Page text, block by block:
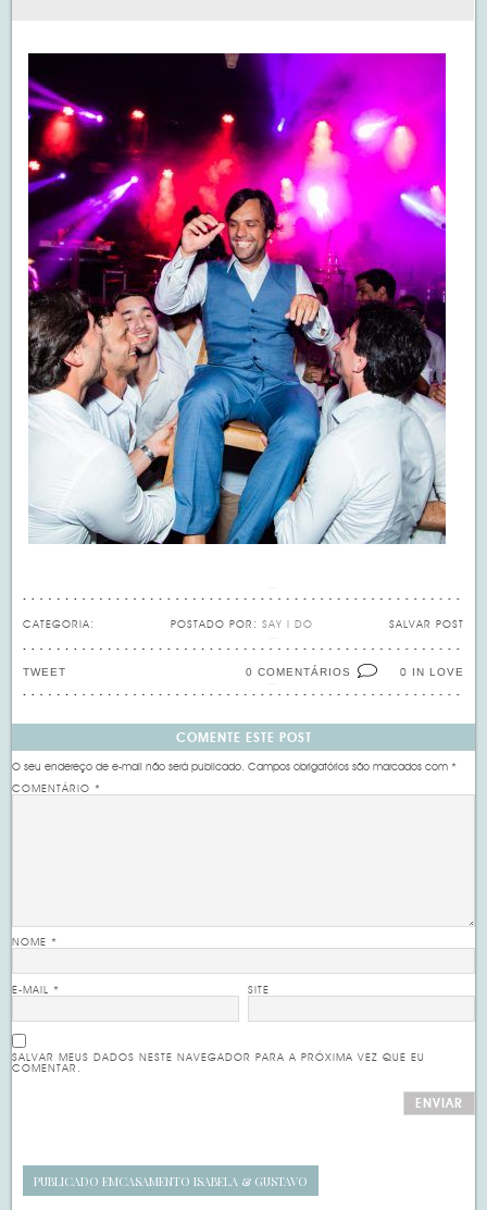
CATEGORIA: SALVAR POST
POSTADO POR: SAY I DO
0 IN LOVE
0 COMENTÁRIOS
TWEET
COMENTE ESTE POST
O seu endereço de e-mail não será publicado. Campos obrigatórios são marcados com*
COMENTÁRIO*
NOME*
E-MAIL* SITE
SALVAR MEUS DADOS NESTE NAVEGADOR PARA A PRÓXIMA VEZ QUE EU
COMENTAR.
PUBLICADO EMCASAMENTO ISABELA & GUSTAVO